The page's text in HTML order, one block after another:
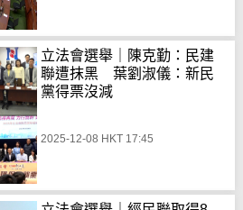
立法會選舉｜陳克勤：民建
聯遭抹黑 葉劉淑儀：新民
黨得票沒減
2025-12-08 HKT 17:45